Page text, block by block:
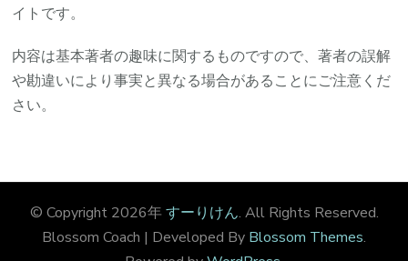
イトです。
内容は基本著者の趣味に関するものですので、著者の誤解
や勘違いにより事実と異なる場合があることにご注意くだ
さい。
© Copyright 2026年すーりけん. All Rights Reserved.
Blossom Coach | Developed By Blossom Themes.